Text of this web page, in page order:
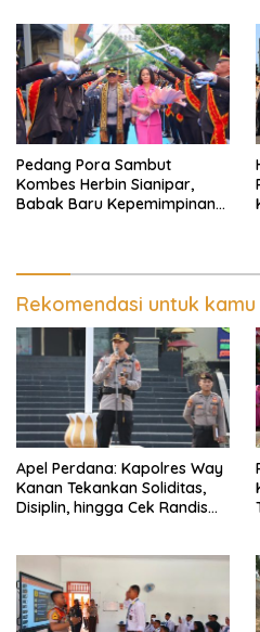
Pedang Pora Sambut
Kombes Herbin Sianipar,
Babak Baru Kepemimpinan
Rekomendasi untuk kamu
Apel Perdana: Kapolres Way
Kanan Tekankan Soliditas,
Disiplin, hingga Cek Randis